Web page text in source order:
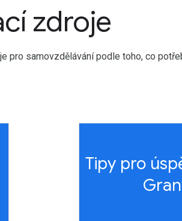
zdroje
pro samovzdělávání podle toho, co
Tipy pro